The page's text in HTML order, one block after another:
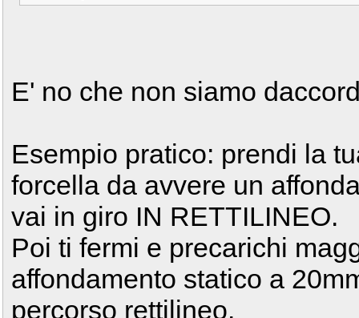
E' no che non siamo
Esempio pratico: prendi la
forcella da avvere un
vai in giro IN RETTILINEO.
Poi ti fermi e precarichi
affondamento statico a
percorso rettilineo.